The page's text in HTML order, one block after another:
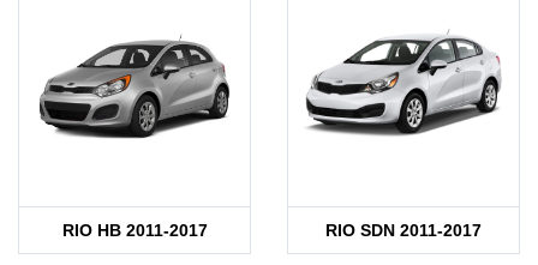
RIO HB 2011-2017 RIO SDN 2011-2017